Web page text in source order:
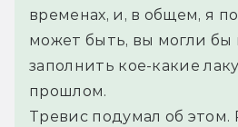
временах, и, в общем, я
может быть, вы могли
заполнить кое-какие
прошлом.
Тревис подумал об